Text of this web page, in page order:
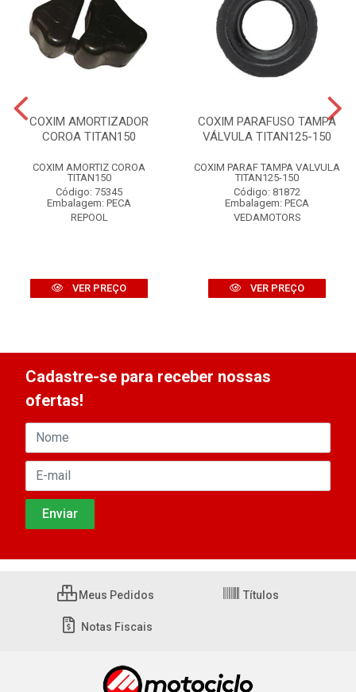
COXIM AMORTIZADOR
COROA TITAN150
COXIM AMORTIZ COROA
TITAN150
Código: 75345
Embalagem: PECA
REPOOL
VER PREÇO
COXIM PARAFUSO TAMPA
VÁLVULA TITAN125-150
COXIM PARAF TAMPA VALVULA
TITAN125-150
Código: 81872
Embalagem: PECA
VEDAMOTORS
VER PREÇO
Cadastre-se para receber nossas
ofertas!
Meus Pedidos Títulos
Notas Fiscais